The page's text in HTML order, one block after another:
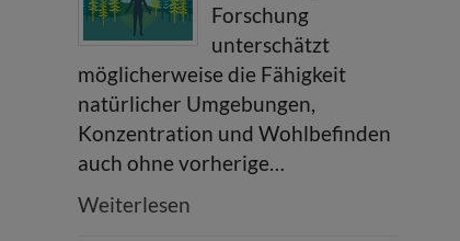
Forschung
unterschätzt
möglicherweise die Fähigkeit
natürlicher Umgebungen,
Konzentration und Wohlbefinden
auch ohne vorherige…
Weiterlesen